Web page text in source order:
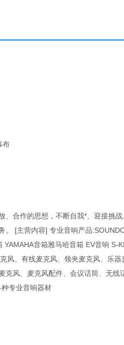
布
、合作的思想，不断自我*、迎接挑
[主营内容] 专业音响产品
音箱雅马哈音箱 EV音响
风、有线麦克风、领夹麦克风、乐
克风、麦克风配件、会议话筒、无
专业音响器材